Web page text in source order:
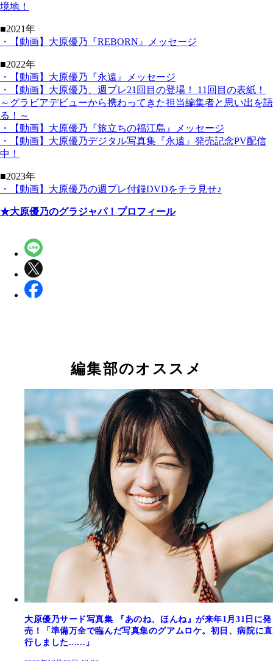
境地！
■2021年
・【動画】大原優乃『REBORN』メッセージ
■2022年
・【動画】大原優乃『永遠』メッセージ
・【動画】大原優乃、週プレ21回目の登場！ 11回目の表紙！
～グラビアデビューから携わってきた担当編集者と思い出を語
る！～
・【動画】大原優乃『旅立ちの福江島』メッセージ
・【動画】大原優乃デジタル写真集『永遠』発売記念PV配信
中！
■2023年
・【動画】大原優乃の週プレ付録DVDをチラ見せ♪
★大原優乃のグラジャパ！プロフィール
編集部のオススメ
大原優乃サード写真集 『あのね、ほんね』が来年1月31日に発
売！「準備万全で臨んだ写真集のグアムロケ。初日、病院に直
行しました......」